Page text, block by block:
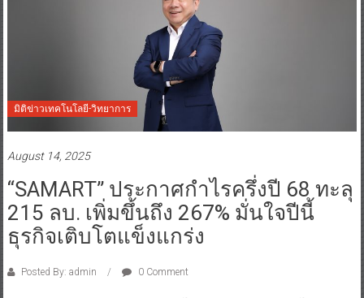
มิติข่าวเทคโนโลยี-วิทยาการ
August 14, 2025
“SAMART” ประกาศกำไรครึ่งปี 68 ทะลุ
215 ลบ. เพิ่มขึ้นถึง 267% มั่นใจปีนี้
ธุรกิจเติบโตแข็งแกร่ง
Posted By: admin 0 Comment